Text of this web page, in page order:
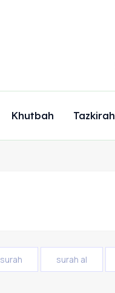
Khutbah Tazkirah
surah surah al